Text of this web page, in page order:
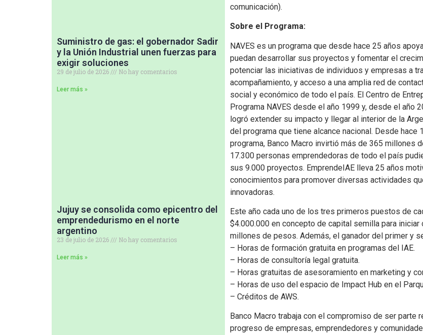
Suministro de gas: el gobernador Sadir
y la Unión Industrial unen fuerzas para
exigir soluciones
29 de julio de 2026 No hay comentarios
Leer más »
Jujuy se consolida como epicentro del
emprendedurismo en el norte
argentino
23 de julio de 2026 No hay comentarios
Leer más »
comunicación).
Sobre el Programa:
NAVES es un programa que desde hace 25 años
puedan desarrollar sus proyectos y fomentar el
potenciar las iniciativas de individuos y empresas a
acompañamiento, y acceso a una amplia red de
social y económico de todo el país. El Centro de
Programa NAVES desde el año 1999 y, desde el año
logró extender su impacto y llegar al interior de la
del programa que tiene alcance nacional. Desde
programa, Banco Macro invirtió más de 365 millones
17.300 personas emprendedoras de todo el país
sus 9.000 proyectos. EmprendeIAE lleva 25 años
conocimientos para promover diversas actividades
innovadoras.
Este año cada uno de los tres primeros puestos de
$4.000.000 en concepto de capital semilla para
millones de pesos. Además, el ganador del primer y
– Horas de formación gratuita en programas del IAE.
– Horas de consultoría legal gratuita.
– Horas gratuitas de asesoramiento en marketing y
– Horas de uso del espacio de Impact Hub en el
– Créditos de AWS.
Banco Macro trabaja con el compromiso de ser
progreso de empresas, emprendedores y